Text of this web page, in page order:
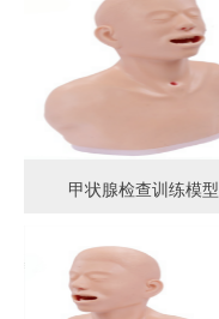
甲状腺检查训练模型